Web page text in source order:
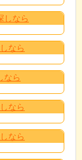
しなら
なら
なら
なら
なら